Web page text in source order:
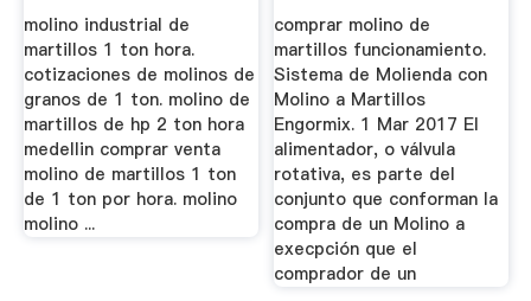
molino industrial de
martillos 1 ton hora.
cotizaciones de molinos de
granos de 1 ton. molino de
martillos de hp 2 ton hora
medellin comprar venta
molino de martillos 1 ton
de 1 ton por hora. molino
molino ...
comprar molino de
martillos funcionamiento.
Sistema de Molienda con
Molino a Martillos
Engormix. 1 Mar 2017 El
alimentador, o válvula
rotativa, es parte del
conjunto que conforman la
compra de un Molino a
execpción que el
comprador de un